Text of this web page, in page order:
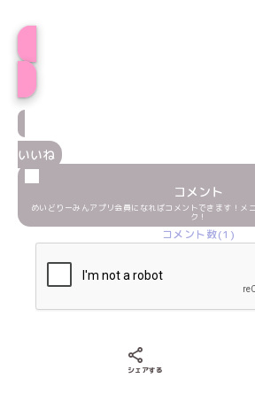
いいね
コメント
めいどりーみんアプリ会員になればコメントできます！メ
ク！
コメント数(1)
シェアする